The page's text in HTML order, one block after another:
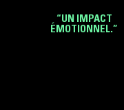
“UN IMPACT
ÉMOTIONNEL.”